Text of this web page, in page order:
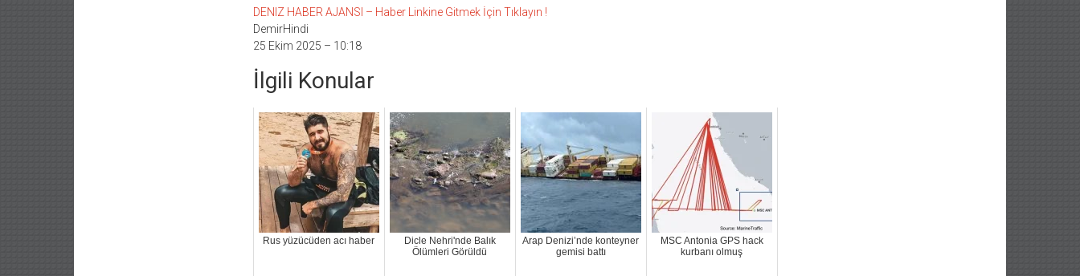
DENIZ HABER AJANSI – Haber Linkine Gitmek İçin Tıklayın !
DemirHindi
25 Ekim 2025 – 10:18
İlgili Konular
Rus yüzücüden acı haber
Dicle Nehri'nde Balık
Ölümleri Görüldü
Arap Denizi’nde konteyner
gemisi battı
MSC Antonia GPS hack
kurbanı olmuş